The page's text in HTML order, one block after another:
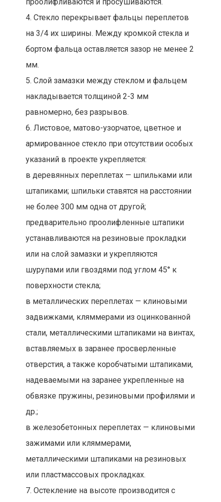
проолифливаются и просушиваются.
4. Стекло перекрывает фальцы переплетов
на 3/4 их ширины. Между кромкой стекла и
бортом фальца оставляется зазор не менее 2
мм.
5. Слой замазки между стеклом и фальцем
накладывается толщиной 2-3 мм
равномерно, без разрывов.
6. Листовое, матово-узорчатое, цветное и
армированное стекло при отсутствии особых
указаний в проекте укрепляется:
в деревянных переплетах — шпильками или
штапиками; шпильки ставятся на расстоянии
не более 300 мм одна от другой;
предварительно проолифленные штапики
устанавливаются на резиновые прокладки
или на слой замазки и укрепляются
шурупами или гвоздями под углом 45° к
поверхности стекла;
в металлических переплетах — клиновыми
задвижками, кляммерами из оцинкованной
стали, металлическими штапиками на винтах,
вставляемых в заранее просверленные
отверстия, а также коробчатыми штапиками,
надеваемыми на заранее укрепленные на
обвязке пружины, резиновыми профилями и
др.;
в железобетонных переплетах — клиновыми
зажимами или кляммерами,
металлическими штапиками на резиновых
или пластмассовых прокладках.
7. Остекление на высоте производится с